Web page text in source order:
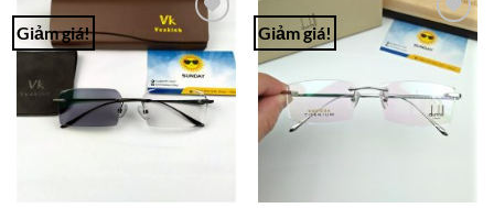
Giảm giá!
Add to
Wishlist
Giảm giá!
Add to
Wishlist